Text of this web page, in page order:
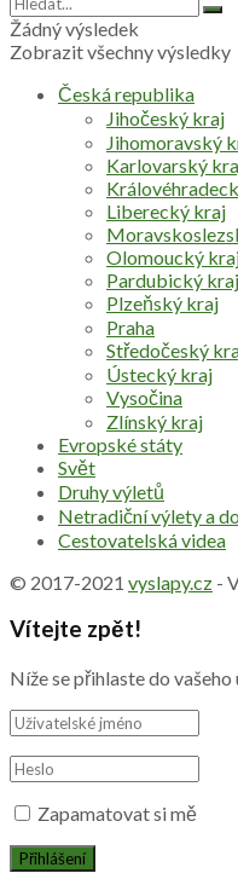
Žádný výsledek
Zobrazit všechny výsledky
Česká republika
Jihočeský kraj
Jihomoravský
Karlovarský
Liberecký kraj
Olomoucký
Pardubický kraj
Plzeňský kraj
Praha
Středočeský
Ústecký kraj
Vysočina
Zlínský kraj
Evropské státy
Svět
Druhy výletů
Netradiční výlety a
Cestovatelská videa
© 2017-2021 vyslapy.cz -
Vítejte zpět!
Níže se přihlaste do vašeho
Zapamatovat si mě